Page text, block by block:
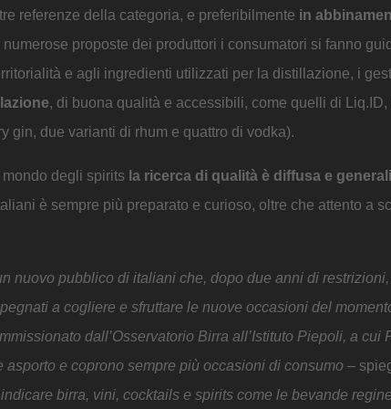
referenze della categoria, e preferibilmente in
proposte dei produttori i consumatori si fanno
e agli ingredienti utilizzati per la distillazione, i
, di buona qualità e accessibili, come quelli di
gin, due varianti di rhum e quattro di vodka).
degli spirits la ricerca di qualità è diffusa e
è sempre più preparato e curioso, oltre che attento a
nuovo pubblico di italiani che, dopo due anni di
a cogliere e sfruttare le nuove occasioni del
dall’Osservatorio Birra all’Istituto Piepoli, a cui
e coprono sempre più occasioni di consumo –
birra, vini, cocktails e spirits come le bevande